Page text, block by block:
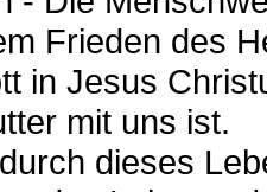
Frieden des
in Jesus
mit uns ist.
dieses